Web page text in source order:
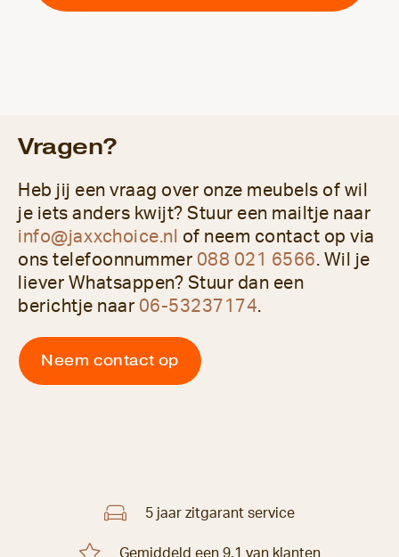
Vragen?
Heb jij een vraag over onze meubels of wil
je iets anders kwijt? Stuur een mailtje naar
info@jaxxchoice.nl
of neem contact op via
ons telefoonnummer 088 021 6566. Wil je
liever Whatsappen? Stuur dan een
berichtje naar 06-53237174.
Neem contact op
5 jaar zitgarant service
Gemiddeld een 9,1 van klanten